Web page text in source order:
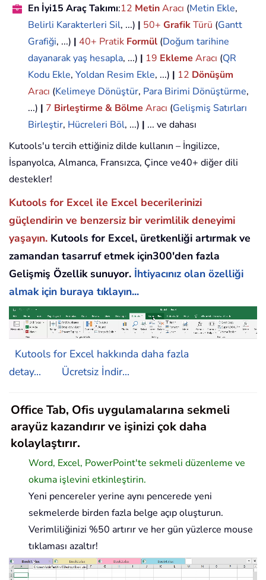
En İyi15 Araç Takımı:12 MetinAracı (Metin Ekle,
Belirli Karakterleri Sil, ...) | 50+ GrafikTürü (Gantt
Grafiği, ...) | 40+ Pratik Formül (Doğum tarihine
dayanarak yaş hesapla, ...) | 19 Ekleme Aracı (QR
Kodu Ekle, Yoldan Resim Ekle, ...) | 12 Dönüşüm
Aracı (Kelimeye Dönüştür, Para Birimi Dönüştürme,
...) | 7 Birleştirme & Bölme Aracı (Gelişmiş Satırları
Birleştir, Hücreleri Böl, ...) | ... ve dahası
Kutools'u tercih ettiğiniz dilde kullanın – İngilizce,
İspanyolca, Almanca, Fransızca, Çince ve40+ diğer dili
destekler!
Kutools for Excel ile Excel becerilerinizi
güçlendirin ve benzersiz bir verimlilik deneyimi
yaşayın. Kutools for Excel, üretkenliği artırmak ve
zamandan tasarruf etmek için300'den fazla
Gelişmiş Özellik sunuyor. İhtiyacınız olan özelliği
almak için buraya tıklayın...
Kutools for Excel hakkında daha fazla
detay...
Ücretsiz İndir...
Office Tab, Ofis uygulamalarına sekmeli
arayüz kazandırır ve işinizi çok daha
kolaylaştırır.
Word, Excel, PowerPoint'te sekmeli düzenleme ve
okuma işlevini etkinleştirin.
Yeni pencereler yerine aynı pencerede yeni
sekmelerde birden fazla belge açıp oluşturun.
Verimliliğinizi %50 artırır ve her gün yüzlerce mouse
tıklaması azaltır!